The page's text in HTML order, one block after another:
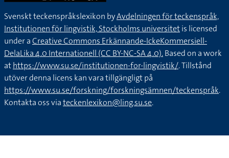
Svenskt teckenspråkslexikon byAvdelningen för teckenspråk,
Institutionen för lingvistik, Stockholms universitetis licensed
under aCreative Commons Erkännande-IckeKommersiell-
DelaLika 4.0 Internationell (CC BY-NC-SA 4.0).Based on a work
athttps://www.su.se/institutionen-for-lingvistik/. Tillstånd
utöver denna licens kan vara tillgängligt på
https://www.su.se/forskning/forskningsämnen/teckenspråk.
Kontakta oss viateckenlexikon@ling.su.se.